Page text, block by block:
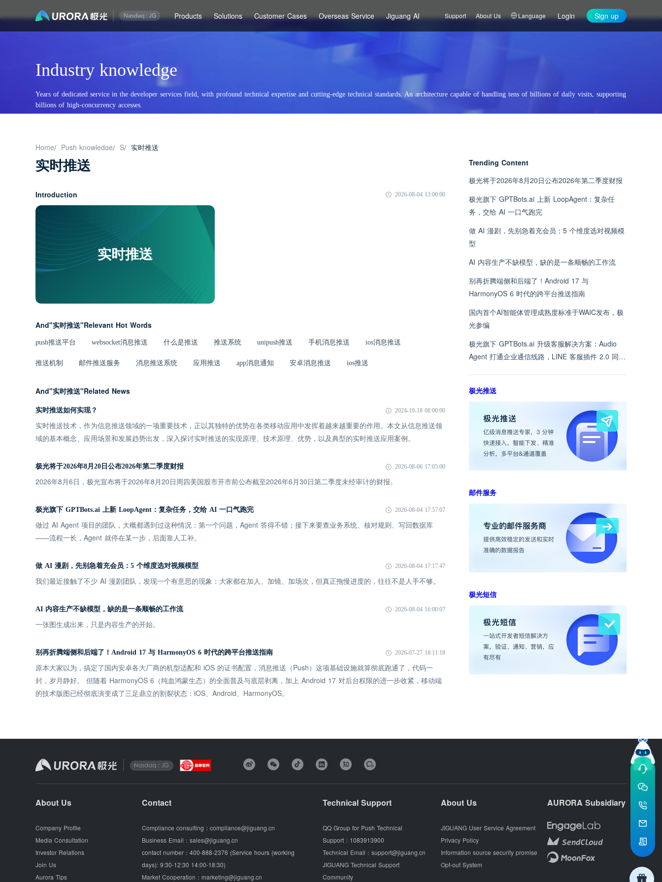
Products Solutions Customer Cases Overseas Service Jiguang AI Support About Us Language Login Sign up
Industry knowledge
Years of dedicated service in the developer services field, with profound technical expertise and cutting-edge technical standards. An architecture capable of handling tens of billions of daily visits, supporting
billions of high-concurrency accesses.
Home/ Push knowledge/ S/ 实时推送
实时推送
Introduction 2026-08-04 13:00:00
实时推送
And"实时推送"Relevant Hot Words
push推送平台 websocket消息推送 什么是推送 推送系统 unipush推送 手机消息推送 ios消息推送
推送机制 邮件推送服务 消息推送系统 应用推送 app消息通知 安卓消息推送 ios推送
And"实时推送"Related News
实时推送如何实现？ 2024-10-18 08:00:00
实时推送技术，作为信息推送领域的一项重要技术，正以其独特的优势在各类移动应用中发挥着越来越重要的作用。本文从信息推送领
域的基本概念、应用场景和发展趋势出发，深入探讨实时推送的实现原理、技术原理、优势，以及典型的实时推送应用案例。
极光将于2026年8月20日公布2026年第二季度财报 2026-08-06 17:05:00
2026年8月6日，极光宣布将于2026年8月20日周四美国股市开市前公布截至2026年6月30日第二季度未经审计的财报。
极光旗下 GPTBots.ai 上新 LoopAgent：复杂任务，交给 AI 一口气跑完 2026-08-04 17:57:07
做过 AI Agent 项目的团队，大概都遇到过这种情况：第一个问题，Agent 答得不错；接下来要查业务系统、核对规则、写回数据库
——流程一长，Agent 就停在某一步，后面靠人工补。
做 AI 漫剧，先别急着充会员：5 个维度选对视频模型 2026-08-04 17:17:47
我们最近接触了不少 AI 漫剧团队，发现一个有意思的现象：大家都在加人、加镜、加场次，但真正拖慢进度的，往往不是人手不够。
AI 内容生产不缺模型，缺的是一条顺畅的工作流 2026-08-04 16:00:07
一张图生成出来，只是内容生产的开始。
别再折腾端侧和后端了！Android 17 与 HarmonyOS 6 时代的跨平台推送指南 2026-07-27 18:11:18
原本大家以为，搞定了国内安卓各大厂商的机型适配和 iOS 的证书配置，消息推送（Push）这项基础设施就算彻底跑通了，代码一
封，岁月静好。 但随着 HarmonyOS 6（纯血鸿蒙生态）的全面普及与底层剥离，加上 Android 17 对后台权限的进一步收紧，移动端
的技术版图已经彻底演变成了三足鼎立的割裂状态：iOS、Android、HarmonyOS。
Trending Content
极光将于2026年8月20日公布2026年第二季度财报
极光旗下 GPTBots.ai 上新 LoopAgent：复杂任
务，交给 AI 一口气跑完
做 AI 漫剧，先别急着充会员：5 个维度选对视频模
型
AI 内容生产不缺模型，缺的是一条顺畅的工作流
别再折腾端侧和后端了！Android 17 与
HarmonyOS 6 时代的跨平台推送指南
国内首个AI智能体管理成熟度标准于WAIC发布，极
光参编
极光旗下 GPTBots.ai 升级客服解决方案：Audio
Agent 打通企业通信线路，LINE 客服插件 2.0 同步
极光推送
邮件服务
极光短信
About Us
Company Profile
Media Consultation
Investor Relations
Join Us
Aurora Tips
Contact
Compliance consulting： compliance@jiguang.cn
Business Email： sales@jiguang.cn
contact number： 400-888-2376 (Service hours (working
days): 9:30-12:30 14:00-18:30)
Market Cooperation： marketing@jiguang.cn
Technical Support
QQ Group for Push Technical
Support： 1083913900
Technical Email： support@jiguang.cn
JIGUANG Technical Support
Community
About Us
JIGUANG User Service Agreement
Privacy Policy
Information source security promise
Opt-out System
AURORA Subsidiary